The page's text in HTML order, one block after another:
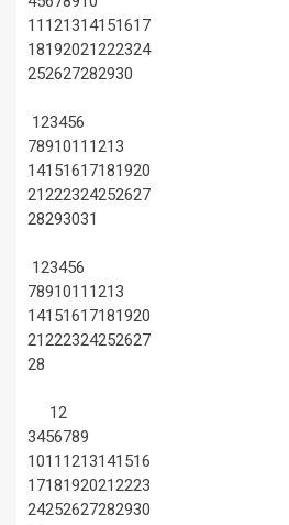
11 121314151617
18192021222324
252627282930
123456
7891011 1213
14151617181920
21222324252627
28293031
123456
7891011 1213
14151617181920
21222324252627
28
12
3456789
1011 1213141516
17181920212223
24252627282930